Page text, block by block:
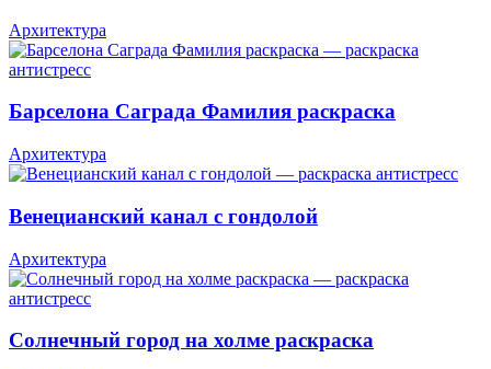
Архитектура
Барселона Саграда Фамилия раскраска
Архитектура
Венецианский канал с гондолой
Архитектура
Солнечный город на холме раскраска